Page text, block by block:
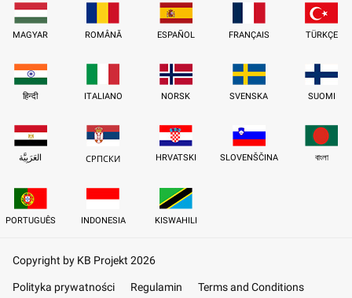
MAGYAR ROMÂNĂ ESPAÑOL FRANÇAIS TÜRKÇE
हिन्दी ITALIANO NORSK SVENSKA SUOMI
العَرَبِيَّة СРПСКИ HRVATSKI SLOVENŠČINA বাংলা
PORTUGUÊS INDONESIA KISWAHILI
Copyright by KB Projekt 2026
Polityka prywatności Regulamin Terms and Conditions